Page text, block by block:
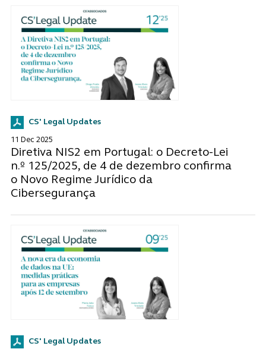
CS' Legal Updates
11 Dec 2025
Diretiva NIS2 em Portugal: o Decreto-Lei
n.º 125/2025, de 4 de dezembro confirma
o Novo Regime Jurídico da
Cibersegurança
CS' Legal Updates